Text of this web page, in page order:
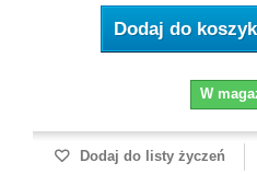
Dodaj do
W
Dodaj do listy życzeń